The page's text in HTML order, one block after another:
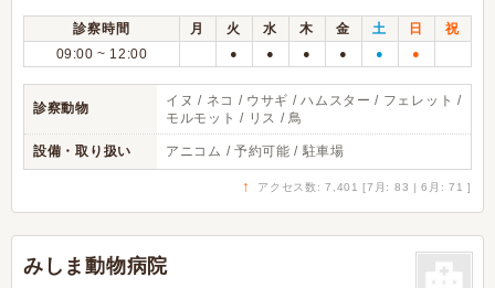
診察時間 月 火 水 木 金 土 日
祝
09:00 ~ 12:00
● ● ● ● ● ●
診察動物
イヌ / ネコ / ウサギ / ハムスター / フェレット /
モルモット / リス / 鳥
設備・取り扱い アニコム / 予約可能 / 駐車場
↑ アクセス数: 7,401 [7月: 83 | 6月: 71 ]
みしま動物病院